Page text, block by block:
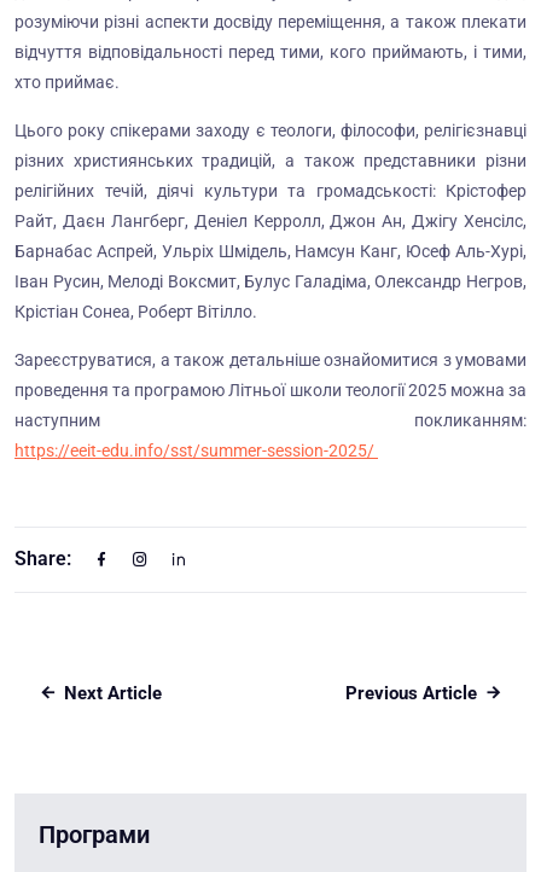
розуміючи різні аспекти досвіду переміщення, а також плекати
відчуття відповідальності перед тими, кого приймають, і тими,
хто приймає.
Цього року спікерами заходу є теологи, філософи, релігієзнавці
різних християнських традицій, а також представники різни
релігійних течій, діячі культури та громадськості: Крістофер
Райт, Даєн Лангберг, Деніел Керролл, Джон Ан, Джігу Хенсілс,
Барнабас Аспрей, Ульріх Шмідель, Намсун Канг, Юсеф Аль-Хурі,
Іван Русин, Мелоді Воксмит, Булус Галадіма, Олександр Негров,
Крістіан Сонеа, Роберт Вітілло.
Зареєструватися, а також детальніше ознайомитися з умовами
проведення та програмою Літньої школи теології 2025 можна за
наступним покликанням:
https://eeit-edu.info/sst/summer-session-2025/
Share:
Next Article Previous Article
Програми